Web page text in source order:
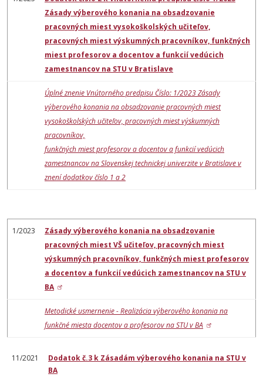
Zásady výberového konania na obsadzovanie
pracovných miest vysokoškolských učiteľov,
pracovných miest výskumných pracovníkov, funkčných
miest profesorov a docentov a funkcií vedúcich
zamestnancov na STU v Bratislave
Úplné znenie Vnútorného predpisu Číslo: 1/2023 Zásady
výberového konania na obsadzovanie pracovných miest
vysokoškolských učiteľov, pracovných miest výskumných
pracovníkov,
funkčných miest profesorov a docentov a funkcií vedúcich
zamestnancov na Slovenskej technickej univerzite v Bratislave v
znení dodatkov číslo 1 a 2
1/2023
Zásady výberového konania na obsadzovanie
pracovných miest VŠ učiteľov, pracovných miest
výskumných pracovníkov, funkčných miest profesorov
a docentov a funkcií vedúcich zamestnancov na STU v
BA
Metodické usmernenie - Realizácia výberového konania na
funkčné miesta docentov a profesorov na STU v BA
11/2021
Dodatok č.3 k Zásadám výberového konania na STU v
BA